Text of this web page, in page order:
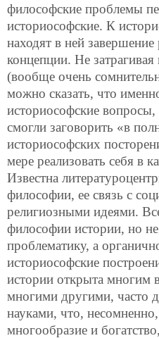
философские проблемы
историософские. К
находят в ней
концепции. Не
(вообще очень
можно сказать, что
историософские
смогли заговорить «в
историософских
мере реализовать себя в
Известна
философии, ее связь с
религиозными идеями.
философии истории, но
проблематику, а
историософские
истории открыта многим
многими другими, часто
науками, что,
многообразие и